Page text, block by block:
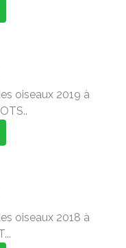
oiseaux 2019 à
oiseaux 2018 à